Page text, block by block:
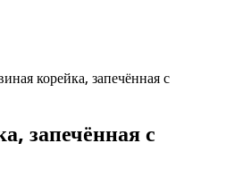
корейка, запечённая с
запечённая с